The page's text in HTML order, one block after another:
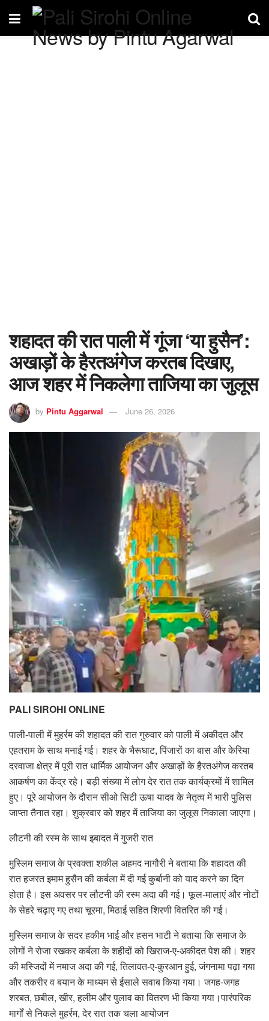
शहादत की रात पाली में गूंजा ‘या हुसैन’:
अखाड़ों के हैरतअंगेज करतब दिखाए,
आज शहर में निकलेगा ताजिया का जुलूस
by Pintu Aggarwal June 26, 2026
PALI SIROHI ONLINE
पाली-पाली में मुहर्रम की शहादत की रात गुरुवार को पाली में अकीदत और
एहतराम के साथ मनाई गई। शहर के भैरूघाट, पिंजारों का बास और केरिया
दरवाजा क्षेत्र में पूरी रात धार्मिक आयोजन और अखाड़ों के हैरतअंगेज करतब
आकर्षण का केंद्र रहे। बड़ी संख्या में लोग देर रात तक कार्यक्रमों में शामिल
हुए। पूरे आयोजन के दौरान सीओ सिटी ऊषा यादव के नेतृत्व में भारी पुलिस
जाप्ता तैनात रहा। शुक्रवार को शहर में ताजिया का जुलूस निकाला जाएगा।
लौटनी की रस्म के साथ इबादत में गुजरी रात
मुस्लिम समाज के प्रवक्ता शकील अहमद नागौरी ने बताया कि शहादत की
रात हजरत इमाम हुसैन की कर्बला में दी गई कुर्बानी को याद करने का दिन
होता है। इस अवसर पर लौटनी की रस्म अदा की गई। फूल-मालाएं और नोटों
के सेहरे चढ़ाए गए तथा चूरमा, मिठाई सहित शिरणी वितरित की गई।
मुस्लिम समाज के सदर हकीम भाई और हसन भाटी ने बताया कि समाज के
लोगों ने रोजा रखकर कर्बला के शहीदों को खिराज-ए-अकीदत पेश की। शहर
की मस्जिदों में नमाज अदा की गई, तिलावत-ए-कुरआन हुई, जंगनामा पढ़ा गया
और तकरीर व बयान के माध्यम से ईसाले सवाब किया गया। जगह-जगह
शरबत, छबील, खीर, हलीम और पुलाव का वितरण भी किया गया।पारंपरिक
मार्गों से निकले मुहर्रम, देर रात तक चला आयोजन